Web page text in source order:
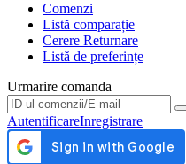
Comenzi
Listă comparație
Cerere Returnare
Listă de preferințe
Urmarire comanda
Urmarire comanda
AutentificareInregistrare